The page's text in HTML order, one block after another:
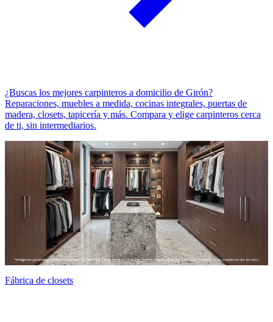
¿Buscas los mejores carpinteros a domicilio de Girón?
Reparaciones, muebles a medida, cocinas integrales, puertas de
madera, closets, tapicería y más. Compara y elige carpinteros cerca
de ti, sin intermediarios.
Fábrica de closets